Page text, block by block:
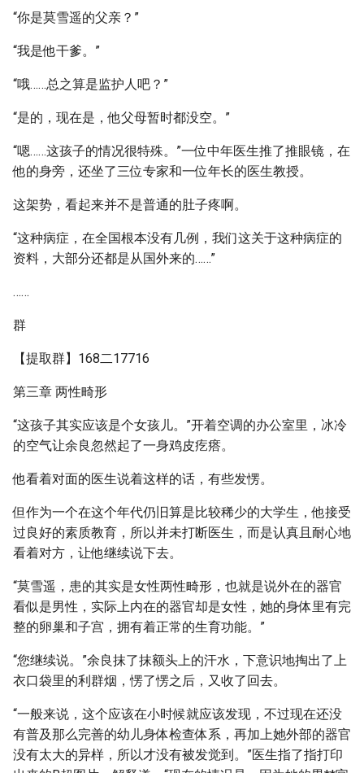
“你是莫雪遥的父亲？”
“我是他干爹。”
“哦……总之算是监护人吧？”
“是的，现在是，他父母暂时都没空。”
“嗯……这孩子的情况很特殊。”一位中年医生推了推眼镜，在
他的身旁，还坐了三位专家和一位年长的医生教授。
这架势，看起来并不是普通的肚子疼啊。
“这种病症，在全国根本没有几例，我们这关于这种病症的
资料，大部分还都是从国外来的……”
……
群
【提取群】168二17716
第三章 两性畸形
“这孩子其实应该是个女孩儿。”开着空调的办公室里，冰冷
的空气让余良忽然起了一身鸡皮疙瘩。
他看着对面的医生说着这样的话，有些发愣。
但作为一个在这个年代仍旧算是比较稀少的大学生，他接受
过良好的素质教育，所以并未打断医生，而是认真且耐心地
看着对方，让他继续说下去。
“莫雪遥，患的其实是女性两性畸形，也就是说外在的器官
看似是男性，实际上内在的器官却是女性，她的身体里有完
整的卵巢和子宫，拥有着正常的生育功能。”
“您继续说。”余良抹了抹额头上的汗水，下意识地掏出了上
衣口袋里的利群烟，愣了愣之后，又收了回去。
“一般来说，这个应该在小时候就应该发现，不过现在还没
有普及那么完善的幼儿身体检查体系，再加上她外部的器官
没有太大的异样，所以才没有被发觉到。”医生指了指打印